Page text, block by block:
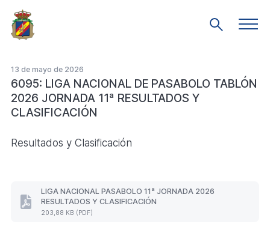
Saltar
al
contenido
Mostrar
13 de mayo de 2026
6095: LIGA NACIONAL DE PASABOLO TABLÓN
2026 JORNADA 11ª RESULTADOS Y
CLASIFICACIÓN
Resultados y Clasificación
LIGA NACIONAL PASABOLO 11ª JORNADA 2026
RESULTADOS Y CLASIFICACIÓN
203,88 KB (PDF)
LIGA
NACIONAL